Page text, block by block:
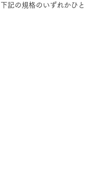
下記の規格のいずれかひ